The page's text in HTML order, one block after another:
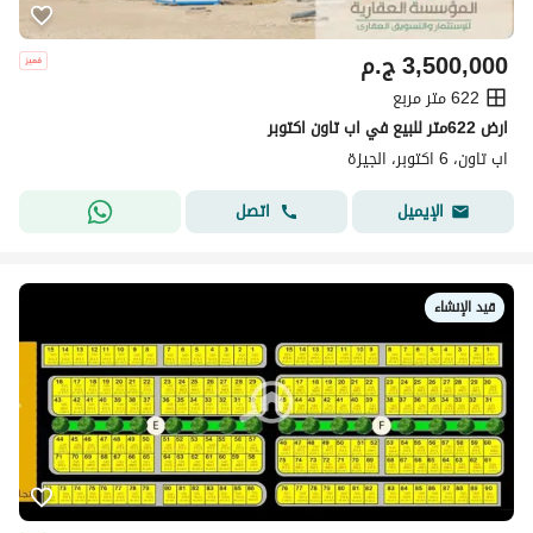
ج.م3,500,000
622 متر مربع
ارض 622متر للبيع في اب تاون اكتوبر
اب تاون، 6 اكتوبر، الجيزة
الإيميل
اتصل
قيد الإنشاء